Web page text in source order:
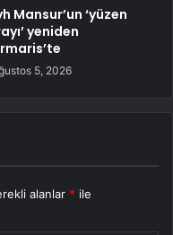
Mansur’un ‘yüzen
yeniden
5, 2026
alanlar * ile